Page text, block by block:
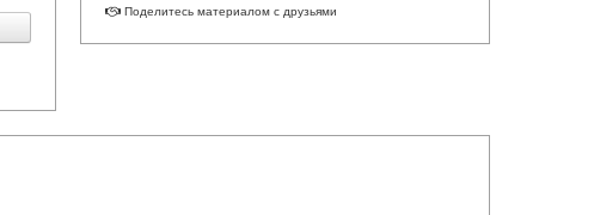
Поделитесь материалом с друзьями